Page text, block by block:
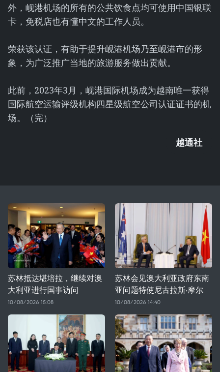
外，岘港机场的所有的公共饮食点均可使用中国银联
卡，免税店也有懂中文的工作人员。
荣获该认证，有助于提升岘港机场乃至岘港市的形
象，为广泛推广当地的旅游服务做出贡献。
此前，2023年3月，岘港国际机场成为越南唯一获得
国际航空运输评级机构四星级航空公司认证证书的机
场。（完）
越通社
苏林抵达堪培拉，继续对澳
大利亚进行国事访问
10/08/2026 15:08
苏林会见澳大利亚政府东南
亚问题特使尼古拉斯·摩尔
10/08/2026 14:40